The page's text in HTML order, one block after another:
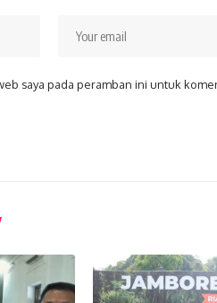
saya pada peramban ini untuk